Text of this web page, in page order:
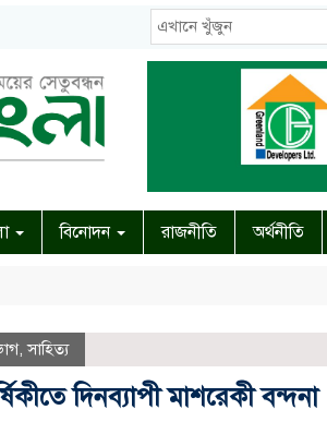
বিনোদন রাজনীতি অর্থনীতি
,সাহিত্য
দিনব্যাপী মাশরেকী বন্দনা